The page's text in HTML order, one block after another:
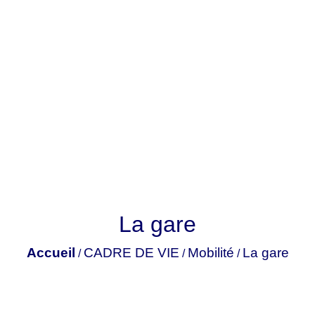
La gare
Accueil / CADRE DE VIE / Mobilité / La gare